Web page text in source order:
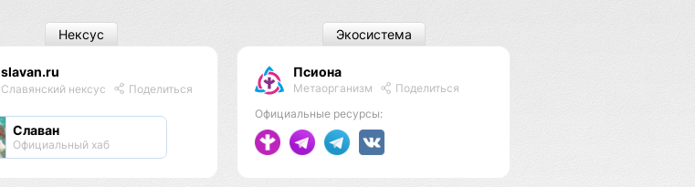
slavan.ru
Славянский нексус Поделиться
Славан
Официальный хаб
Нексус
Псиона
Метаорганизм
Поделиться
Официальные ресурсы:
Экосистема